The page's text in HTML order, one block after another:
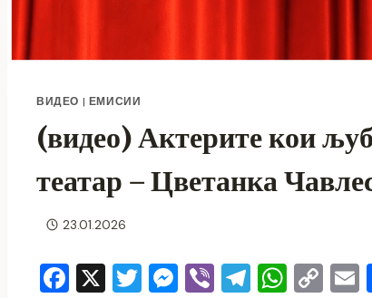
ВИДЕО | ЕМИСИИ
(видео) Актерите кои
театар – Цветанка
23.01.2026
F X T M Vi T W C